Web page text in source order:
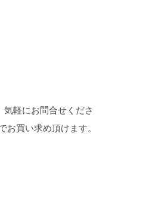
軽にお問合せくださ
お買い求め頂けます。